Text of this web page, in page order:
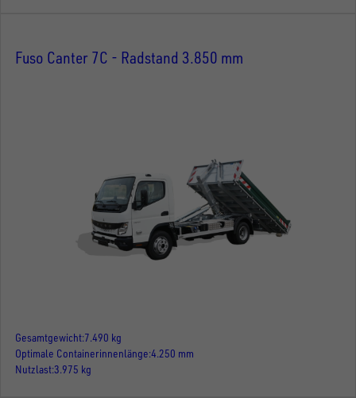
Fuso Canter 7C - Radstand 3.850 mm
Gesamtgewicht 7.490 kg
Optimale Containerinnenlänge 4.250 mm
Nutzlast3.975 kg